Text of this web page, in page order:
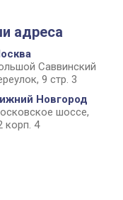
адреса
Саввинский
9 стр. 3
Новгород
шоссе,
корп. 4